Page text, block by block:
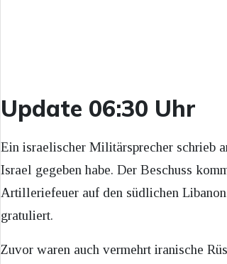
Update 06:30 Uhr
Ein israelischer Militärsprecher schrieb
Israel gegeben habe. Der Beschuss
Artilleriefeuer auf den südlichen
gratuliert.
Zuvor waren auch vermehrt iranische